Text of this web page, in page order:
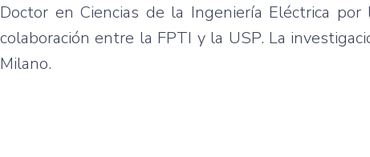
Doctor en Ciencias de la Ingeniería Eléctrica
colaboración entre la FPTI y la USP. La
Milano.